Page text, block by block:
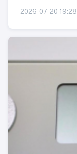
2026-07-20 19:28